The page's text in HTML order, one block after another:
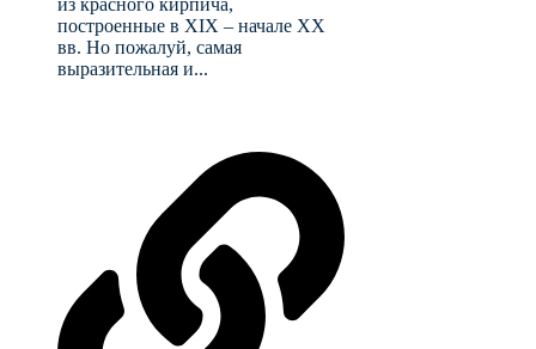
из красного кирпича,
построенные в XIX – начале XX
вв. Но пожалуй, самая
выразительная и...